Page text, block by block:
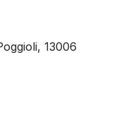
13006